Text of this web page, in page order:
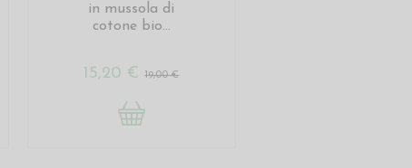
in mussola di
cotone bio...
15,20 €19,00 €